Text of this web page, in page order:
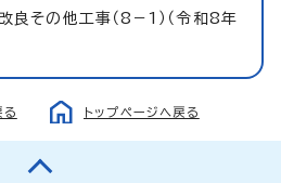
良その他工事（8−1）（令和8年
る トップページへ戻る